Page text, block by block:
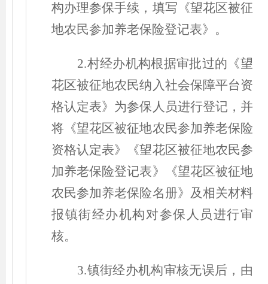
构办理参保手续，填写《望花区被征
地农民参加养老保险登记表》。
2.村经办机构根据审批过的《望
花区被征地农民纳入社会保障平台资
格认定表》为参保人员进行登记，并
将《望花区被征地农民参加养老保险
资格认定表》《望花区被征地农民参
加养老保险登记表》《望花区被征地
农民参加养老保险名册》及相关材料
报镇街经办机构对参保人员进行审
核。
3.镇街经办机构审核无误后，由